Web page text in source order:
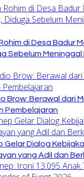
di Desa Badur
Sebelum
Brow: Berawal dari
Pembelajaran
Gelar Dialog
yang Adil dan